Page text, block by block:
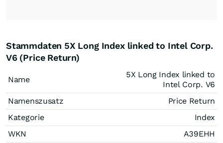
Stammdaten 5X Long Index linked to Intel Corp.
V6 (Price Return)
Name
5X Long Index linked to
Intel Corp. V6
Namenszusatz
Price Return
Kategorie
Index
WKN
A39EHH